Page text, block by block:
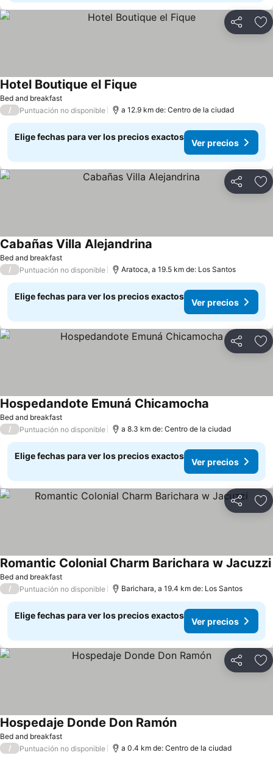
Compartir
Bed and breakfast
Hotel Boutique el Fique
/ Puntuación no disponible a 12.9 km de: Centro de la ciudad
Elige fechas para ver los precios exactos
Ver precios
Compartir
Bed and breakfast
Cabañas Villa Alejandrina
/ Puntuación no disponible Aratoca, a 19.5 km de: Los Santos
Elige fechas para ver los precios exactos
Ver precios
Compartir
Bed and breakfast
Hospedandote Emuná Chicamocha
/ Puntuación no disponible a 8.3 km de: Centro de la ciudad
Elige fechas para ver los precios exactos
Ver precios
Compartir
Bed and breakfast
Romantic Colonial Charm Barichara w Jacuzzi
/ Puntuación no disponible Barichara, a 19.4 km de: Los Santos
Elige fechas para ver los precios exactos
Ver precios
Compartir
Bed and breakfast
Hospedaje Donde Don Ramón
/ Puntuación no disponible a 0.4 km de: Centro de la ciudad